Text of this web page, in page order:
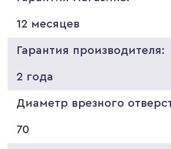
12 месяцев
Гарантия производителя:
2 года
Диаметр врезного
70